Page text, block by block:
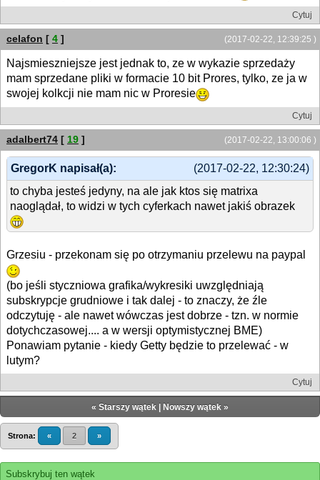
Cytuj
(2017-02-22, 12:39:25 )
celafon [ 4 ]
Najsmieszniejsze jest jednak to, ze w wykazie sprzedaży
mam sprzedane pliki w formacie 10 bit Prores, tylko, ze ja w
swojej kolkcji nie mam nic w Proresie
Cytuj
(2017-02-22, 13:00:06 )
adalbert74 [ 19 ]
(2017-02-22, 12:30:24)
GregorK napisał(a):
to chyba jesteś jedyny, na ale jak ktos się matrixa
naoglądał, to widzi w tych cyferkach nawet jakiś obrazek
Grzesiu - przekonam się po otrzymaniu przelewu na paypal
(bo jeśli styczniowa grafika/wykresiki uwzględniają
subskrypcje grudniowe i tak dalej - to znaczy, że źle
odczytuję - ale nawet wówczas jest dobrze - tzn. w normie
dotychczasowej.... a w wersji optymistycznej BME)
Ponawiam pytanie - kiedy Getty będzie to przelewać - w
lutym?
Cytuj
« Starszy wątek | Nowszy wątek »
Strona: « 2 »
Subskrybuj ten wątek